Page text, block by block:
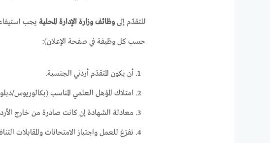
للتقدّم إلىوظائف وزارة الإدارة المحليةيجب
حسب كل وظيفة في صفحة الإعلان):
أن يكون المتقدّم أردني الجنسية.
امتلاك المؤهل العلمي المناسب (بكالوريوس/
معادلة الشهادة إن كانت صادرة من خارج
تفرّغ للعمل واجتياز الامتحانات والمقابلات